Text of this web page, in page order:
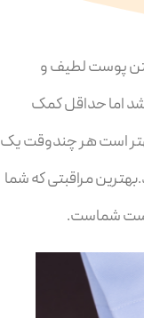
پوست لطیف و
اما حداقل کمک
است هر چندوقت یک
مراقبتی که شما